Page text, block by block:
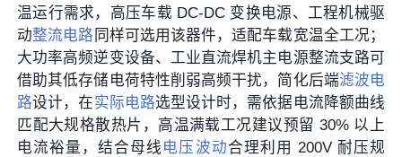
温运行需求，高压车载 DC-DC 变换电源、工程机械驱
动整流电路 同样可选用该器件，适配车载宽温全工况；
大功率高频逆变设备、工业直流焊机主电源整流支路可
借助其低存储电荷特性削弱高频干扰，简化后端滤波电
路设计，在实际电路选型设计时，需依据电流降额曲线
匹配大规格散热片，高温满载工况建议预留 30% 以上
电流裕量，结合母线 电压波动合理利用 200V 耐压规